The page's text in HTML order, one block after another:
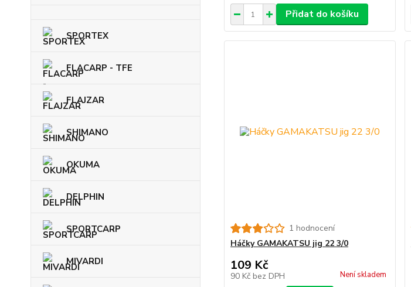
SPORTEX
FLACARP - TFE
FLAJZAR
SHIMANO
OKUMA
DELPHIN
SPORTCARP
MIVARDI
Přidat do košíku
1 hodnocení
Háčky GAMAKATSU jig 22 3/0
109 Kč
90 Kč bez DPH Není skladem